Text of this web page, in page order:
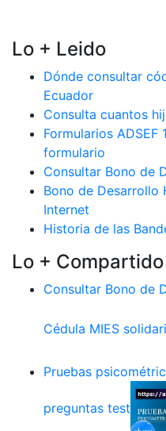
Lo + Leido
Dónde consultar
Ecuador
Consulta cuantos
Formularios ADSEF
formulario
Consultar Bono de
Bono de Desarrollo
Internet
Historia de las
Lo + Compartido
Consultar Bono de
Cédula MIES
Pruebas
preguntas test